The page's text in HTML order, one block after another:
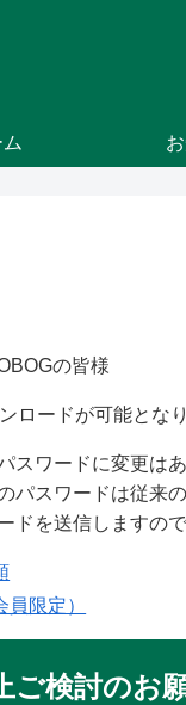
の皆様
ロードが可能とな
スワードに変更はあ
パスワードは従来
ドを送信しますの
限定）
ご検討のお